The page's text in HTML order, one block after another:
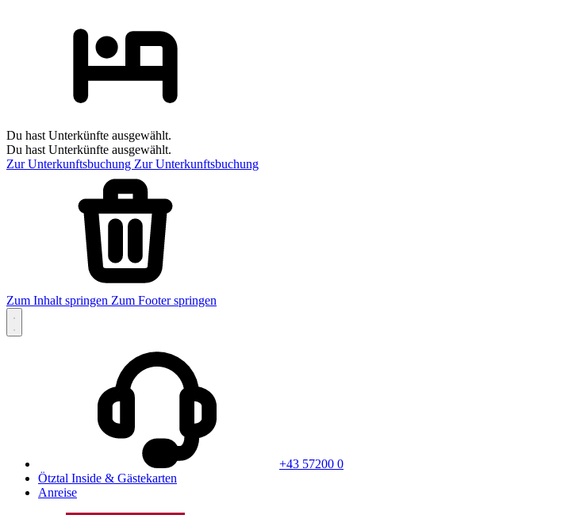
Du hast Unterkünfte ausgewählt.
Du hast Unterkünfte ausgewählt.
Zur Unterkunftsbuchung Zur Unterkunftsbuchung
Zum Inhalt springen Zum Footer springen
+43 57200 0
Ötztal Inside & Gästekarten
Anreise